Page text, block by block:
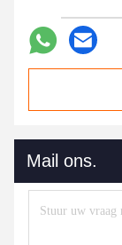
Mail ons.